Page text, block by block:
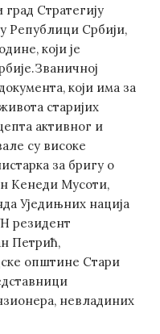
Стратегију
Републици Србији,
који је
који има за
старијих
активног и
су високе
за бригу о
Кенеди Мусоти,
Уједињних нација
резидент
Петрић,
општине Стари
невладиних